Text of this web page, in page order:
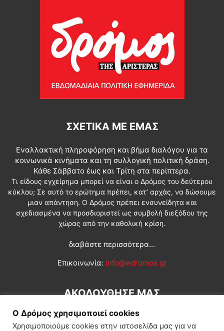
ΣΧΕΤΙΚΆ ΜΕ ΕΜΆΣ
Εναλλακτική πληροφόρηση και βήμα διαλόγου για τα
κοινωνικά κινήματα και τη συλλογική πολιτική δράση.
Κάθε Σάββατο έως και Τρίτη στα περίπτερα.
Τι είδους εγχείρημα μπορεί να είναι ο Δρόμος του δεύτερου
κύκλου; Σε αυτό το ερώτημα πρέπει, κατ’ αρχάς, να δώσουμε
μιαν απάντηση. Ο Δρόμος πρέπει ενσυνείδητα και
σχεδιασμένα να προσδιοριστεί ως συμβολή διεξόδου της
χώρας από την καθολική κρίση.
διαβάστε περισσότερα...
Επικοινωνία: info@edromos.gr
ΑΚΟΛΟΥΘΗΣΕ ΜΑΣ
Ο Δρόμος χρησιμοποιεί cookies
Χρησιμοποιούμε cookies στην ιστοσελίδα μας για να